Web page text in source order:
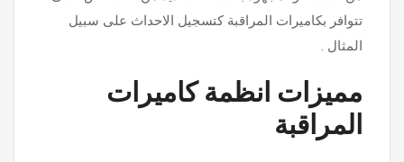
تتوافر بكاميرات المراقبة كتسجيل الاحداث على سبيل
المثال .
مميزات انظمة كاميرات
المراقبة